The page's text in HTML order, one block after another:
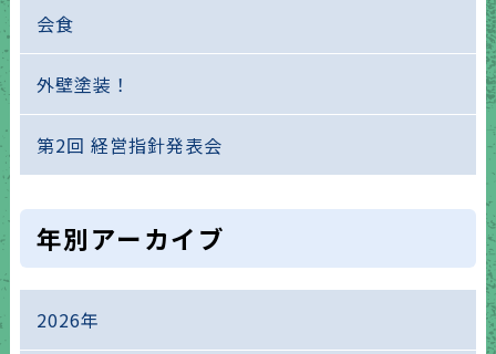
会食
外壁塗装！
第2回 経営指針発表会
年別アーカイブ
2026年